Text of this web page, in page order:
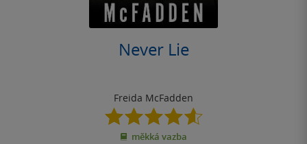
Never Lie
Freida McFadden
4.6
z
5
měkká vazba